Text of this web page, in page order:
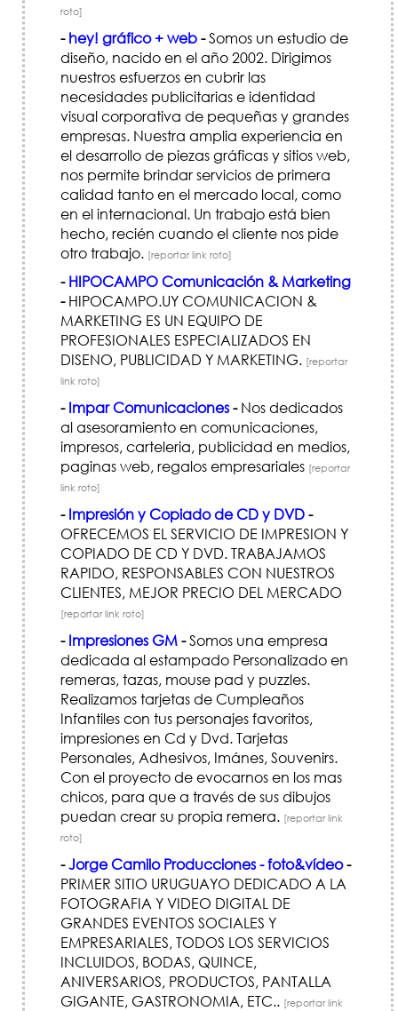
roto]
- hey! gráfico + web-Somos un estudio de
diseño, nacido en el año 2002. Dirigimos
nuestros esfuerzos en cubrir las
necesidades publicitarias e identidad
visual corporativa de pequeñas y grandes
empresas. Nuestra amplia experiencia en
el desarrollo de piezas gráficas y sitios web,
nos permite brindar servicios de primera
calidad tanto en el mercado local, como
en el internacional. Un trabajo está bien
hecho, recién cuando el cliente nos pide
otro trabajo. [reportar link roto]
- HIPOCAMPO Comunicación & Marketing
-HIPOCAMPO.UY COMUNICACION &
MARKETING ES UN EQUIPO DE
PROFESIONALES ESPECIALIZADOS EN
DISENO, PUBLICIDAD Y MARKETING. [reportar
link roto]
- Impar Comunicaciones-Nos dedicados
al asesoramiento en comunicaciones,
impresos, carteleria, publicidad en medios,
paginas web, regalos empresariales [reportar
link roto]
- Impresión y Copiado de CD y DVD-
OFRECEMOS EL SERVICIO DE IMPRESION Y
COPIADO DE CD Y DVD. TRABAJAMOS
RAPIDO, RESPONSABLES CON NUESTROS
CLIENTES, MEJOR PRECIO DEL MERCADO
[reportar link roto]
- Impresiones GM-Somos una empresa
dedicada al estampado Personalizado en
remeras, tazas, mouse pad y puzzles.
Realizamos tarjetas de Cumpleaños
Infantiles con tus personajes favoritos,
impresiones en Cd y Dvd. Tarjetas
Personales, Adhesivos, Imánes, Souvenirs.
Con el proyecto de evocarnos en los mas
chicos, para que a través de sus dibujos
puedan crear su propia remera. [reportar link
roto]
-Jorge Camilo Producciones - foto&vídeo-
PRIMER SITIO URUGUAYO DEDICADO A LA
FOTOGRAFIA Y VIDEO DIGITAL DE
GRANDES EVENTOS SOCIALES Y
EMPRESARIALES, TODOS LOS SERVICIOS
INCLUIDOS, BODAS, QUINCE,
ANIVERSARIOS, PRODUCTOS, PANTALLA
GIGANTE, GASTRONOMIA, ETC.. [reportar link